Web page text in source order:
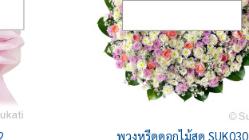
พวงหรีดดอกไม้สด SUK030